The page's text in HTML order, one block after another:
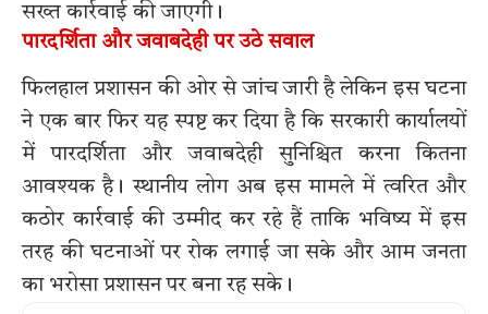
सख्त कार्रवाई की जाएगी।
पारदर्शिता और जवाबदेही पर उठे सवाल
फिलहाल प्रशासन की ओर से जांच जारी है लेकिन इस घटना
ने एक बार फिर यह स्पष्ट कर दिया है कि सरकारी कार्यालयों
में पारदर्शिता और जवाबदेही सुनिश्चित करना कितना
आवश्यक है। स्थानीय लोग अब इस मामले में त्वरित और
कठोर कार्रवाई की उम्मीद कर रहे हैं ताकि भविष्य में इस
तरह की घटनाओं पर रोक लगाई जा सके और आम जनता
का भरोसा प्रशासन पर बना रह सके।